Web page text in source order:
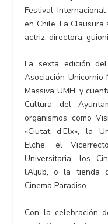
Festival
en Chile. La
actriz, directora,
La sexta edición
Asociación
Massiva UMH, y
Cultura del
organismos como
«Ciutat d’Elx», la
Elche, el
Universitaria, los
l’Aljub, o la tienda
Cinema Paradiso.
Con la celebración